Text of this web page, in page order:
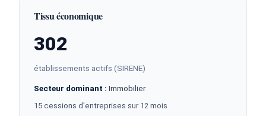
Tissu économique
302
établissements actifs (SIRENE)
Secteur dominant : Immobilier
15 cessions d'entreprises sur 12 mois